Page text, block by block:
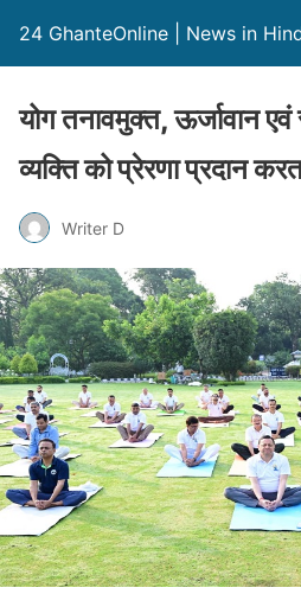
24 GhanteOnline | News in
योग तनावमुक्त, ऊर्जावान
व्यक्ति को प्रेरणा प्रदान
Writer D